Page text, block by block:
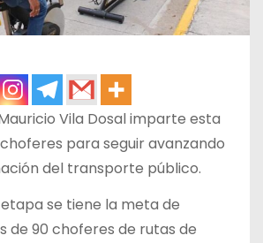
Vila Dosal imparte esta
para seguir avanzando
del transporte público.
se tiene la meta de
de 90 choferes de rutas de